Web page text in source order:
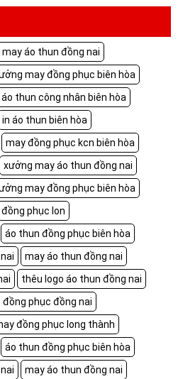
áo thun đồng nai
may đồng phục biên hòa
thun công nhân biên hòa
in áo thun biên hòa
may đồng phục kcn biên hòa
xưởng may áo thun đồng nai
may đồng phục biên hòa
phục lon
áo thun đồng phục biên hòa
may áo thun đồng nai
thêu logo áo thun đồng nai
đồng phục đồng nai
đồng phục long thành
áo thun đồng phục biên hòa
may áo thun đồng nai